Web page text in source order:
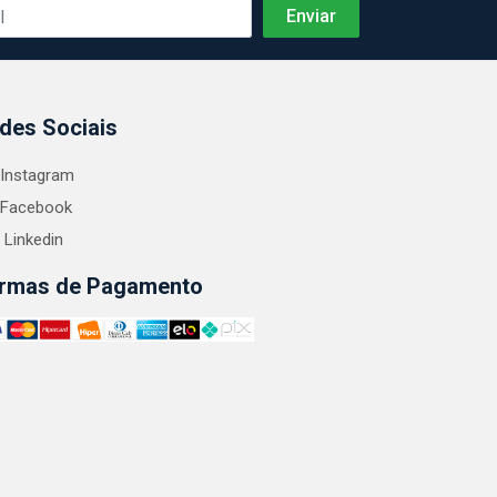
Sociais
Instagram
Facebook
Linkedin
de Pagamento